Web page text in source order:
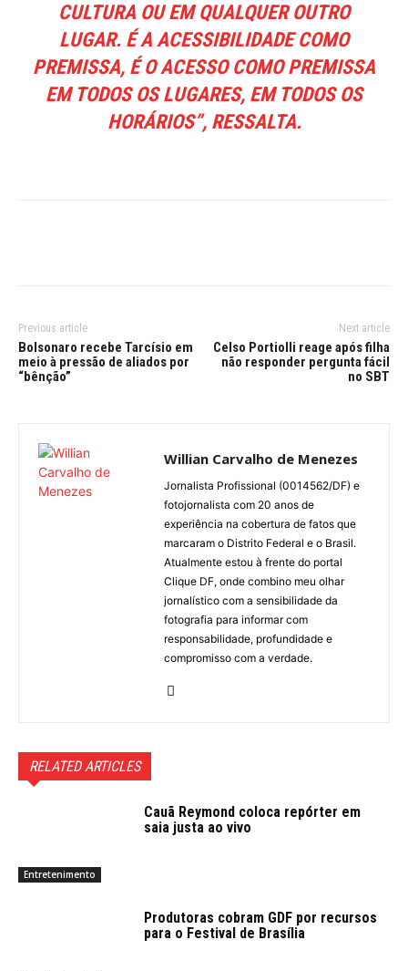
CULTURA OU EM QUALQUER OUTRO
LUGAR. É A ACESSIBILIDADE COMO
PREMISSA, É O ACESSO COMO PREMISSA
EM TODOS OS LUGARES, EM TODOS OS
HORÁRIOS”, RESSALTA.
Previous article
Bolsonaro recebe Tarcísio em
meio à pressão de aliados por
“bênção”
Next article
Celso Portiolli reage após filha
não responder pergunta fácil
no SBT
Willian Carvalho de Menezes
Jornalista Profissional (0014562/DF) e
fotojornalista com 20 anos de
experiência na cobertura de fatos que
marcaram o Distrito Federal e o Brasil.
Atualmente estou à frente do portal
Clique DF, onde combino meu olhar
jornalístico com a sensibilidade da
fotografia para informar com
responsabilidade, profundidade e
compromisso com a verdade.
RELATED ARTICLES
Entretenimento
Cauã Reymond coloca repórter em
saia justa ao vivo
Produtoras cobram GDF por recursos
para o Festival de Brasília